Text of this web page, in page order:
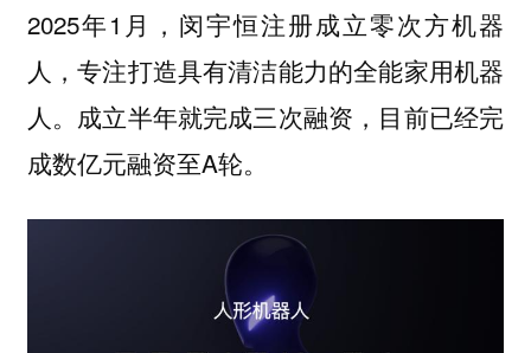
2025年1月，闵宇恒注册成立零次方机器
人，专注打造具有清洁能力的全能家用机器
人。成立半年就完成三次融资，目前已经完
成数亿元融资至A轮。